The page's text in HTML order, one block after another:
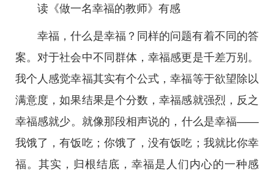
读《做一名幸福的教师》有感
幸福，什么是幸福？同样的问题有着不同的答
案。对于社会中不同群体，幸福感更是千差万别。
我个人感觉幸福其实有个公式，幸福等于欲望除以
满意度，如果结果是个分数，幸福感就强烈，反之
幸福感就少。就像那段相声说的，什么是幸福——
我饿了，有饭吃；你饿了，没有饭吃；我就比你幸
福。其实，归根结底，幸福是人们内心的一种感